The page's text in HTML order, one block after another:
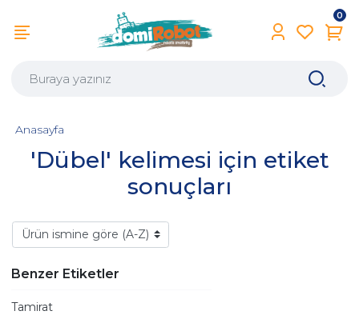
0
'Dübel' kelimesi için etiket
sonuçları
Anasayfa
Benzer Etiketler
Tamirat